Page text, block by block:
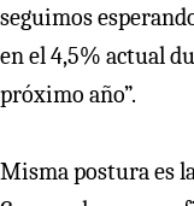
seguimos
en el 4,5% actual
próximo año”.
Misma postura es